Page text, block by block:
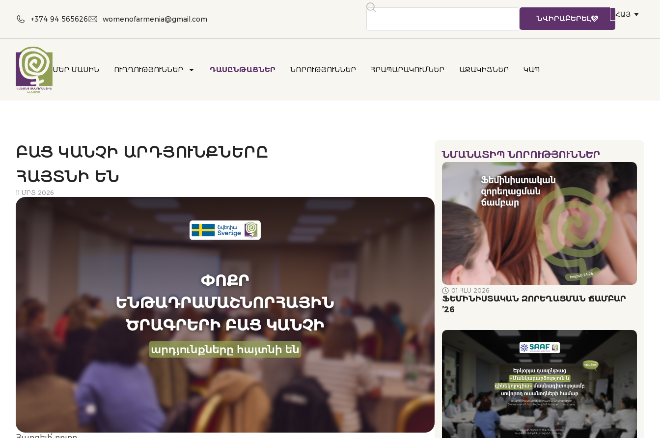
+374 94 565626 womenofarmenia@gmail.com ՆՎԻՐԱԲԵՐԵԼ
ՀԱՅ
ՄԵՐ ՄԱՍԻՆ ՈՒՂՂՈՒԹՅՈՒՆՆԵՐ ԴԱՍԸՆԹԱՑՆԵՐ ՆՈՐՈՒԹՅՈՒՆՆԵՐ ՀՐԱՊԱՐԱԿՈՒՄՆԵՐ ԱՋԱԿԻՑՆԵՐ ԿԱՊ
ԲԱՑ ԿԱՆՉԻ ԱՐԴՅՈՒՆՔՆԵՐԸ
ՀԱՅՏՆԻ ԵՆ
11 ՄՐՏ 2026
ՆՄԱՆԱՏԻՊ ՆՈՐՈՒԹՅՈՒՆՆԵՐ
01 ՀԼՍ 2026
ՖԵՄԻՆԻՍՏԱԿԱՆ ԶՈՐԵՂԱՑՄԱՆ ՃԱՄԲԱՐ
’26